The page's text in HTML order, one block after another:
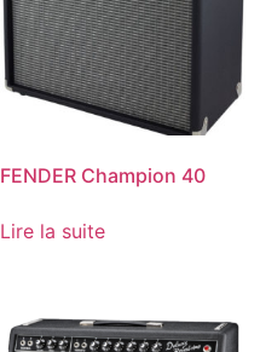
FENDER Champion 40
Lire la suite